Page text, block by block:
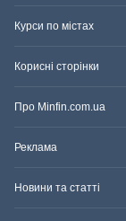
Курси по містах
Корисні сторінки
Про Minfin.com.ua
Реклама
Новини та статті